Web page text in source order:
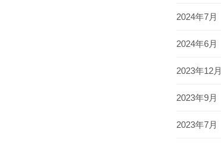
2024年7月
2024年6月
2023年12月
2023年9月
2023年7月